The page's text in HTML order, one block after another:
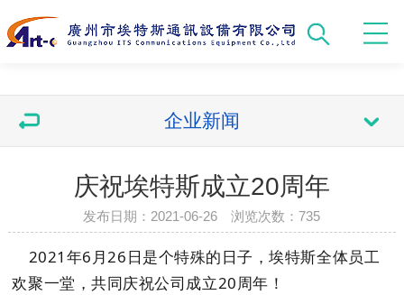
企业新闻
庆祝埃特斯成立20周年
发布日期：2021-06-26 浏览次数：735
2021年6月26日是个特殊的日子，埃特斯全体员工
欢聚一堂，共同庆祝公司成立20周年！